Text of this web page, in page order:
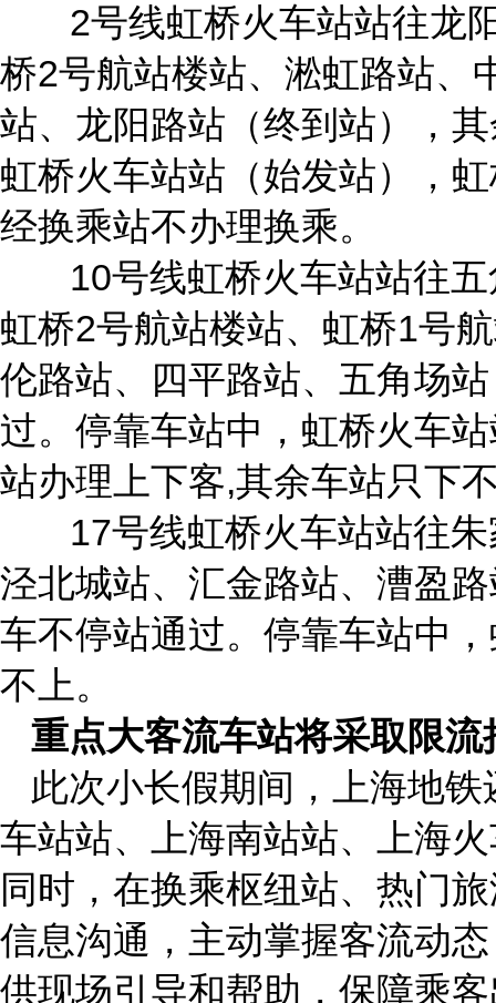
2号线虹桥火车站站往龙阳
桥2号航站楼站、淞虹路站、
站、龙阳路站（终到站），
虹桥火车站站（始发站），
经换乘站不办理换乘。
10号线虹桥火车站站往五
虹桥2号航站楼站、虹桥1号
伦路站、四平路站、五角场
过。停靠车站中，虹桥火车
站办理上下客,其余车站只下
17号线虹桥火车站站往朱
泾北城站、汇金路站、漕盈
车不停站通过。停靠车站中
不上。
重点大客流车站将采取限流
此次小长假期间，上海地
车站站、上海南站站、上海
同时，在换乘枢纽站、热门
信息沟通，主动掌握客流动
供现场引导和帮助，保障乘